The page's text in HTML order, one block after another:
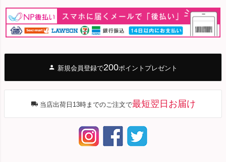
新規会員登録で200ポイントプレゼント
当店出荷日13時までのご注文で最短翌日お届け